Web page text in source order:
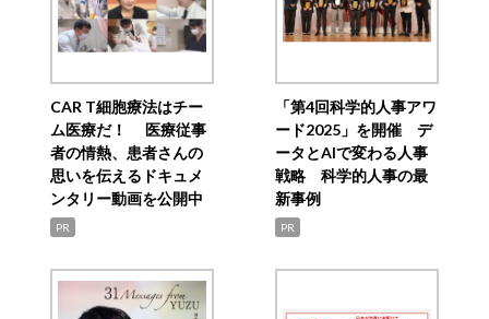
CAR T細胞療法はチー
ム医療だ！ 医療従事
者の情熱、患者さんの
思いを伝えるドキュメ
ンタリー動画を公開中
PR
「第4回科学的人事アワ
ード2025」を開催 デ
ータとAIで変わる人事
戦略 科学的人事の最
新事例
PR